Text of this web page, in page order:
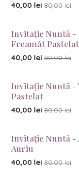
40,00 lei 80,00lei
Invitație Nuntă -
Freamăt Pastelat
40,00 lei 80,00lei
Invitație Nuntă -
Pastelat
40,00 lei 80,00lei
Invitație Nuntă -
Auriu
40,00 lei 80,00lei